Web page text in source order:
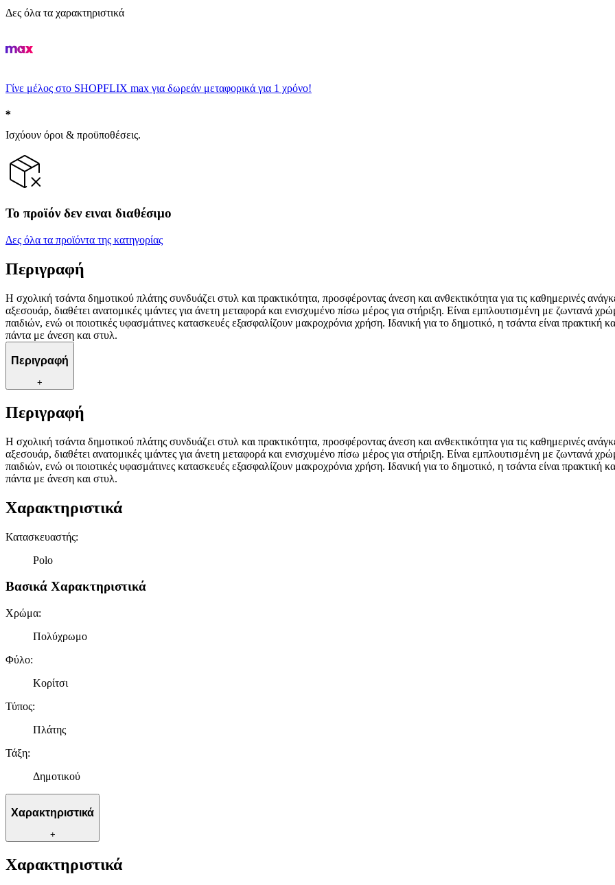
Δες όλα τα χαρακτηριστικά
Γίνε μέλος στο SHOPFLIX max για δωρεάν μεταφορικά για 1 χρόνο!
Ισχύουν όροι & προϋποθέσεις.
Το προϊόν δεν ειναι διαθέσιμο
Δες όλα τα προϊόντα της κατηγορίας
Περιγραφή
Η σχολική τσάντα δημοτικού πλάτης συνδυάζει στυλ και πρακτικότητα, προσφέροντας άνεση και ανθεκτικότητα για τις καθημερινές
αξεσουάρ, διαθέτει ανατομικές ιμάντες για άνετη μεταφορά και ενισχυμένο πίσω μέρος για στήριξη. Είναι εμπλουτισμένη με ζωντανά
παιδιών, ενώ οι ποιοτικές υφασμάτινες κατασκευές εξασφαλίζουν μακροχρόνια χρήση. Ιδανική για το δημοτικό, η τσάντα είναι πρακτική
πάντα με άνεση και στυλ.
Περιγραφή
+
Περιγραφή
Η σχολική τσάντα δημοτικού πλάτης συνδυάζει στυλ και πρακτικότητα, προσφέροντας άνεση και ανθεκτικότητα για τις καθημερινές
αξεσουάρ, διαθέτει ανατομικές ιμάντες για άνετη μεταφορά και ενισχυμένο πίσω μέρος για στήριξη. Είναι εμπλουτισμένη με ζωντανά
παιδιών, ενώ οι ποιοτικές υφασμάτινες κατασκευές εξασφαλίζουν μακροχρόνια χρήση. Ιδανική για το δημοτικό, η τσάντα είναι πρακτική
πάντα με άνεση και στυλ.
Χαρακτηριστικά
Κατασκευαστής:
Polo
Βασικά Χαρακτηριστικά
Χρώμα:
Πολύχρωμο
Φύλο:
Κορίτσι
Τύπος:
Πλάτης
Τάξη:
Δημοτικού
Χαρακτηριστικά
+
Χαρακτηριστικά